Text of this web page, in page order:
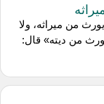
من ميراثه، ولا
من ديته» قال: